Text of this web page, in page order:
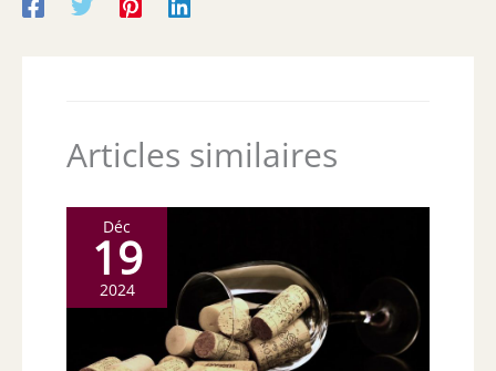
Articles similaires
Déc
19
2024